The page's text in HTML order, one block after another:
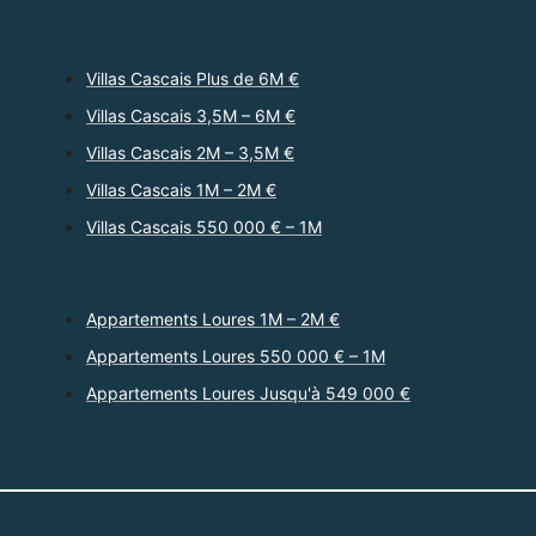
Villas Cascais Plus de 6M €
Villas Cascais 3,5M – 6M €
Villas Cascais 2M – 3,5M €
Villas Cascais 1M – 2M €
Villas Cascais 550 000 € – 1M
Appartements Loures 1M – 2M €
Appartements Loures 550 000 € – 1M
Appartements Loures Jusqu'à 549 000 €